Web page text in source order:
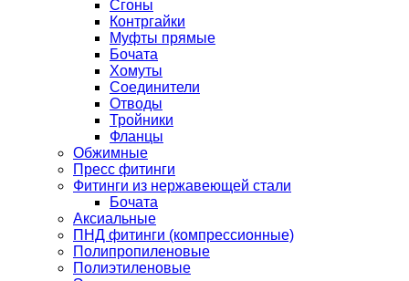
Сгоны
Контргайки
Муфты прямые
Бочата
Хомуты
Соединители
Отводы
Тройники
Фланцы
Обжимные
Пресс фитинги
Фитинги из нержавеющей стали
Бочата
Аксиальные
ПНД фитинги (компрессионные)
Полипропиленовые
Полиэтиленовые